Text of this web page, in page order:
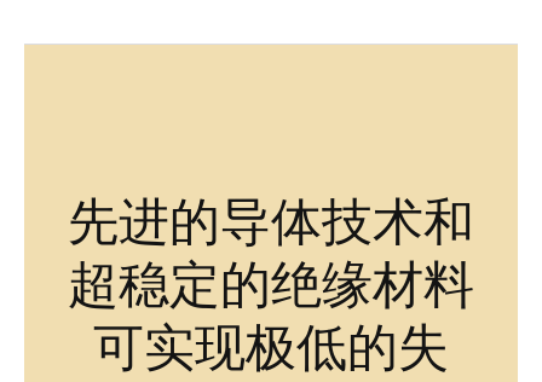
先进的导体技术和
超稳定的绝缘材料
可实现极低的失